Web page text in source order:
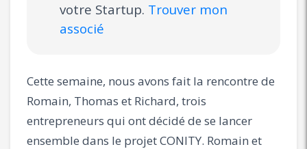
votre Startup. Trouver mon
associé
Cette semaine, nous avons fait la rencontre de
Romain, Thomas et Richard, trois
entrepreneurs qui ont décidé de se lancer
ensemble dans le projet CONITY. Romain et